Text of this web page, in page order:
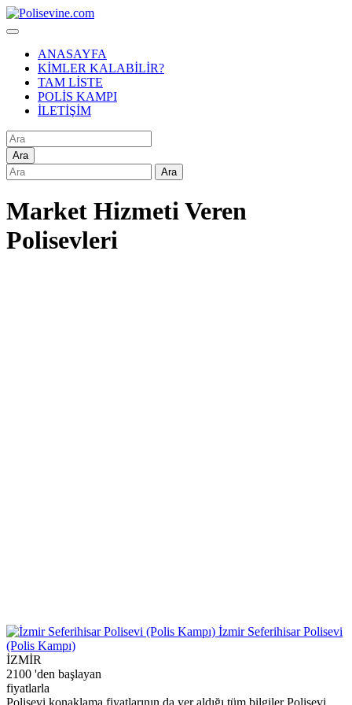
ANASAYFA
KİMLER KALABİLİR?
TAM LİSTE
POLİS KAMPI
İLETİŞİM
Ara
Ara
Market Hizmeti Veren
Polisevleri
İzmir Seferihisar Polisevi
(Polis Kampı)
İZMİR
2100 'den başlayan
fiyatlarla
Polisevi konaklama fiyatlarının da yer aldığı tüm bilgiler Polisevi